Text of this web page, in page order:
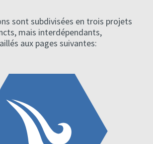
sont subdivisées en trois projets
mais interdépendants,
aux pages suivantes: